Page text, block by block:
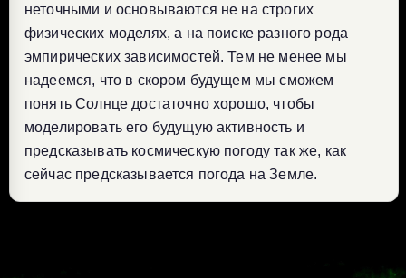
неточными и основываются не на строгих
физических моделях, а на поиске разного рода
эмпирических зависимостей. Тем не менее мы
надеемся, что в скором будущем мы сможем
понять Солнце достаточно хорошо, чтобы
моделировать его будущую активность и
предсказывать космическую погоду так же, как
сейчас предсказывается погода на Земле.